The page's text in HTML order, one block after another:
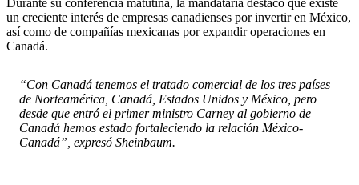
Durante su conferencia matutina, la mandataria destacó que existe
un creciente interés de empresas canadienses por invertir en México,
así como de compañías mexicanas por expandir operaciones en
Canadá.
“Con Canadá tenemos el tratado comercial de los tres países
de Norteamérica, Canadá, Estados Unidos y México, pero
desde que entró el primer ministro Carney al gobierno de
Canadá hemos estado fortaleciendo la relación México-
Canadá”, expresó Sheinbaum.